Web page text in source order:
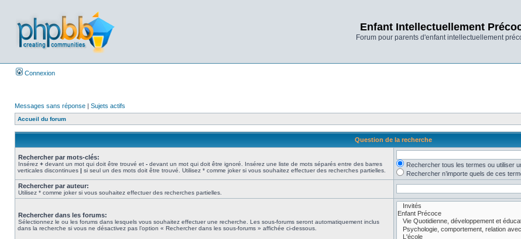
Enfant Intellectuellement
Forum pour parents d'enfant intellectuellement
Connexion
Messages sans réponse | Sujets actifs
Accueil du forum
Question de la recherche
Rechercher par mots-clés:
Insérez + devant un mot qui doit être trouvé et - devant un mot qui doit être ignoré. Insérez une liste de mots séparés entre des barres
verticales discontinues | si seul un des mots doit être trouvé. Utilisez * comme joker si vous souhaitez effectuer des recherches partielles.
Rechercher tous les termes ou utiliser
Rechercher n’importe quels de ces
Rechercher par auteur:
Utilisez * comme joker si vous souhaitez effectuer des recherches partielles.
Rechercher dans les forums:
Sélectionnez le ou les forums dans lesquels vous souhaitez effectuer une recherche. Les sous-forums seront automatiquement inclus
dans la recherche si vous ne désactivez pas l’option « Rechercher dans les sous-forums » affichée ci-dessous.